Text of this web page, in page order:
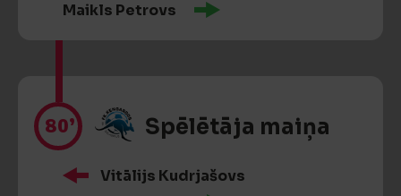
Maikls Petrovs
80’ Spēlētāja maiņa
Vitālijs Kudrjašovs